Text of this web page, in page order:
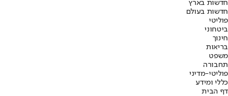
חדשות בארץ
חדשות בעולם
פוליטי
ביטחוני
חינוך
בריאות
משפט
תחבורה
פוליטי-מדיני
כללי ומידע
דף הבית